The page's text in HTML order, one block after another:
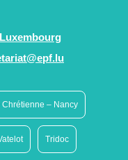
– Nancy
Tridoc